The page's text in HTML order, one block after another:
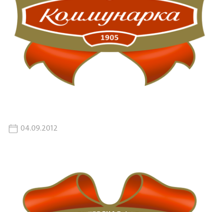
04.09.2012